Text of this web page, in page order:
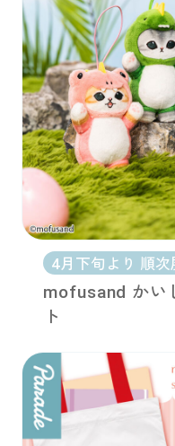
4月下旬より 順次
mofusand かい
ト